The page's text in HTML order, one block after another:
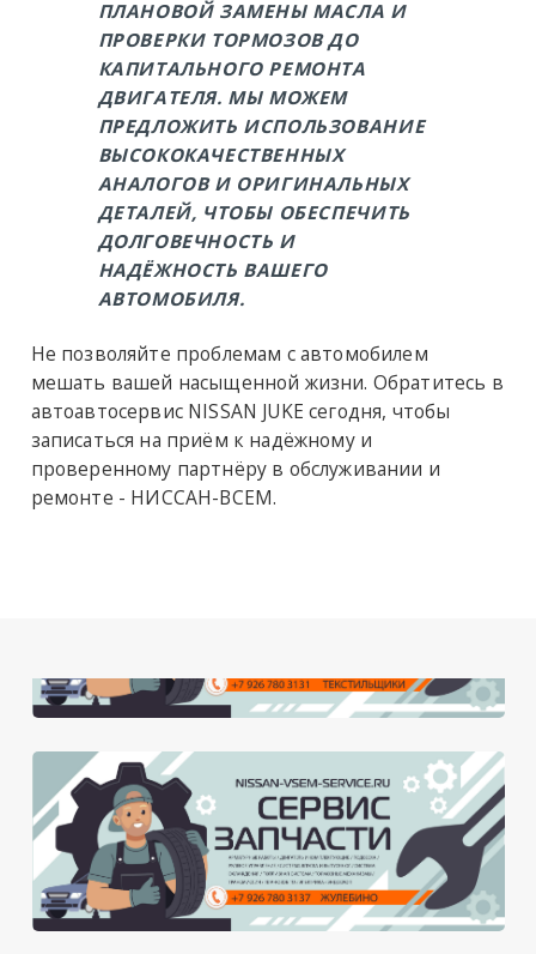
ПЛАНОВОЙ ЗАМЕНЫ МАСЛА И
ПРОВЕРКИ ТОРМОЗОВ ДО
КАПИТАЛЬНОГО РЕМОНТА
ДВИГАТЕЛЯ. МЫ МОЖЕМ
ПРЕДЛОЖИТЬ ИСПОЛЬЗОВАНИЕ
ВЫСОКОКАЧЕСТВЕННЫХ
АНАЛОГОВ И ОРИГИНАЛЬНЫХ
ДЕТАЛЕЙ, ЧТОБЫ ОБЕСПЕЧИТЬ
ДОЛГОВЕЧНОСТЬ И
НАДЁЖНОСТЬ ВАШЕГО
АВТОМОБИЛЯ.
Не позволяйте проблемам с автомобилем
мешать вашей насыщенной жизни. Обратитесь в
автоавтосервис NISSAN JUKE сегодня, чтобы
записаться на приём к надёжному и
проверенному партнёру в обслуживании и
ремонте - НИССАН-ВСЕМ.